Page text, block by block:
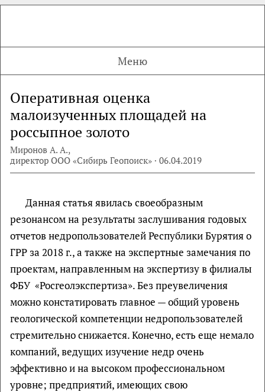
Меню
Оперативная оценка
малоизученных площадей на
россыпное золото
Миронов А. А.,
директор ООО «Сибирь Геопоиск» · 06.04.2019
Данная статья явилась своеобразным
резонансом на результаты заслушивания годовых
отчетов недропользователей Республики Бурятия о
ГРР за 2018 г., а также на экспертные замечания по
проектам, направленным на экспертизу в филиалы
ФБУ «Росгеолэкспертиза». Без преувеличения
можно констатировать главное — общий уровень
геологической компетенции недропользователей
стремительно снижается. Конечно, есть еще немало
компаний, ведущих изучение недр очень
эффективно и на высоком профессиональном
уровне; предприятий, имеющих свою